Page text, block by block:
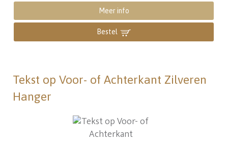
Meer info
Bestel
Tekst op Voor- of Achterkant Zilveren
Hanger